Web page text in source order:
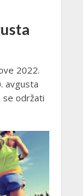
2022.
avgusta
se održati